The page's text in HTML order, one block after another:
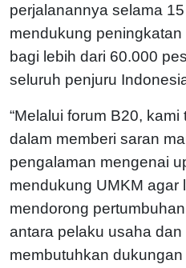
perjalanannya selama
mendukung
bagi lebih dari 60.000
seluruh penjuru
“Melalui forum B20,
dalam memberi saran
pengalaman mengenai
mendukung UMKM agar
mendorong
antara pelaku usaha dan
membutuhkan